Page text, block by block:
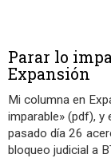
Parar lo
Expansión
Mi columna en
imparable» (pdf), y
pasado día 26
bloqueo judicial a